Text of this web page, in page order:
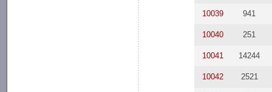
10039 941
10040 251
10041 14244
10042 2521